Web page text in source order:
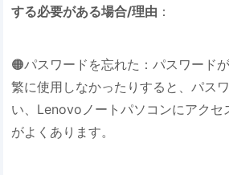
する必要がある場合/理由 ：
🟠パスワードを忘れた：パスワード
繁に使用しなかったりすると、パス
い、Lenovoノートパソコンにアクセ
がよくあります。